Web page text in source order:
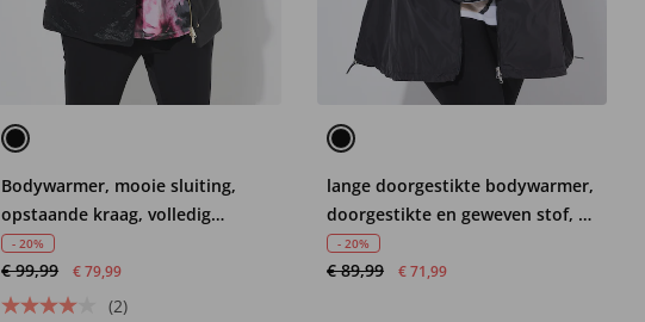
Bodywarmer, mooie sluiting,
opstaande kraag, volledig
gevoerd
- 20%
€ 99,99 € 79,99
(2)
lange doorgestikte bodywarmer,
doorgestikte en geweven stof, 2-
weg rits
- 20%
€ 89,99 € 71,99